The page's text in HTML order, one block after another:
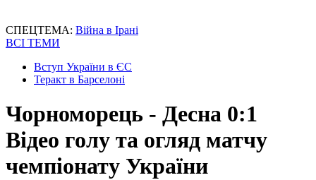
СПЕЦТЕМА: Війна в Ірані
ВСІ ТЕМИ
Вступ України в ЄС
Теракт в Барселоні
Чорноморець - Десна 0:1
Відео голу та огляд матчу
чемпіонату України